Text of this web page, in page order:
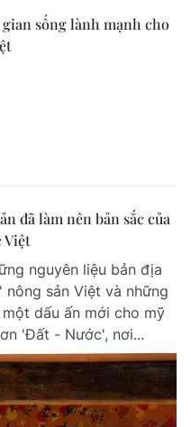
sống lành mạnh cho
đã làm nên bản sắc của
Việt
nguyên liệu bản địa
sản Việt và những
dấu ấn mới cho mỹ
'Đất - Nước', nơi...